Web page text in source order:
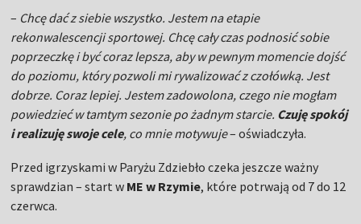
– Chcę dać z siebie wszystko. Jestem na etapie
rekonwalescencji sportowej. Chcę cały czas podnosić sobie
poprzeczkę i być coraz lepsza, aby w pewnym momencie dojść
do poziomu, który pozwoli mi rywalizować z czołówką. Jest
dobrze. Coraz lepiej. Jestem zadowolona, czego nie mogłam
powiedzieć w tamtym sezonie po żadnym starcie. Czuję spokój
i realizuję swoje cele, co mnie motywuje– oświadczyła.
Przed igrzyskami w Paryżu Zdziebło czeka jeszcze ważny
sprawdzian – start w ME w Rzymie, które potrwają od 7 do 12
czerwca.